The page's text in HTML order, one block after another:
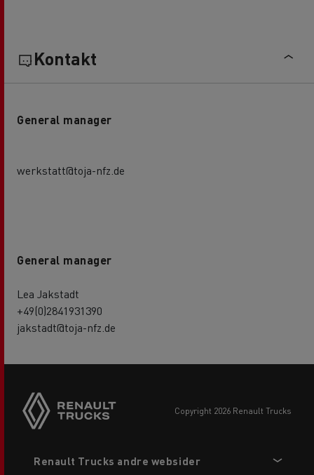
Kontakt
General manager
werkstatt@toja-nfz.de
General manager
Lea Jakstadt
+49(0)2841931390
jakstadt@toja-nfz.de
copyright 2026 Renault Trucks
menu
Renault Trucks andre websider